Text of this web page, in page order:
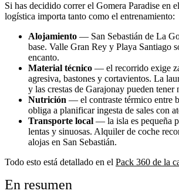
Si has decidido correr el Gomera Paradise en
logística importa tanto como el entrenamiento:
Alojamiento — San Sebastián de La
base. Valle Gran Rey y Playa Santiago
encanto.
Material técnico — el recorrido exige
agresiva, bastones y cortavientos. La
y las crestas de Garajonay pueden tener
Nutrición — el contraste térmico entre
obliga a planificar ingesta de sales con
Transporte local — la isla es pequeña
lentas y sinuosas. Alquiler de coche
alojas en San Sebastián.
Todo esto está detallado en el Pack 360 de la
En resumen